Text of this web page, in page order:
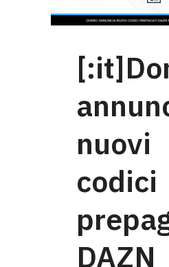
nuovi
codici
DAZN